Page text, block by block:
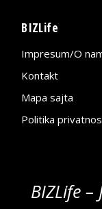
BIZLife
Impresum/O
Kontakt
Mapa sajta
Politika
BIZLife